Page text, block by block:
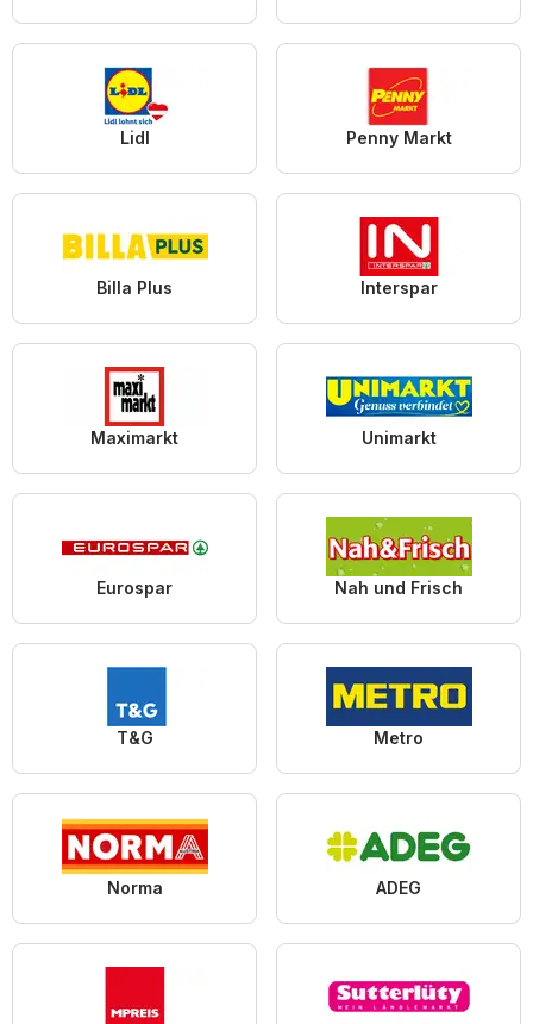
Lidl Penny Markt
Billa Plus Interspar
Maximarkt Unimarkt
Eurospar Nah und Frisch
T&G Metro
Norma ADEG